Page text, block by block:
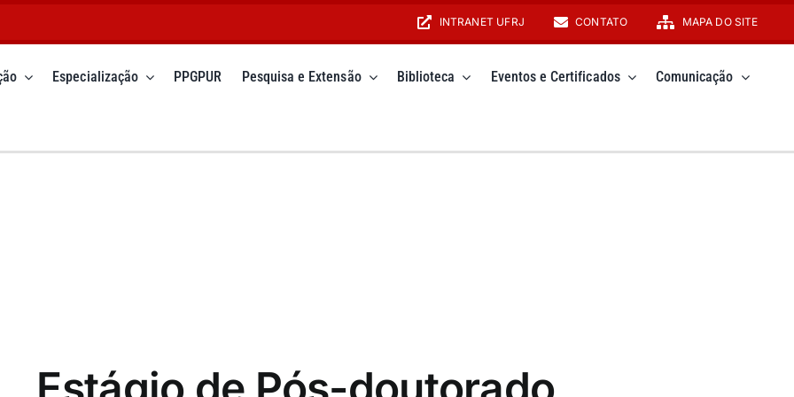
INTRANET UFRJ CONTATO MAPA DO SITE
Especialização PPGPUR Pesquisa e Extensão Biblioteca Eventos e Certificados Comunicação